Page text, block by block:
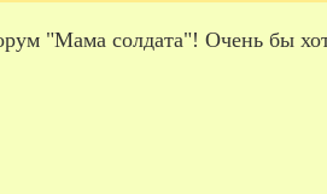
"Мама солдата"! Очень бы